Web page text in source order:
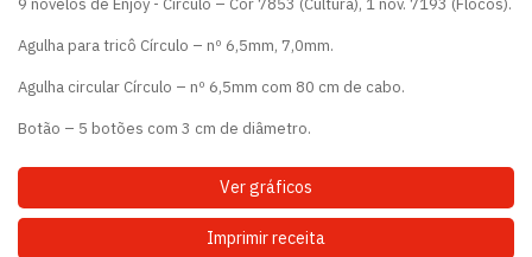
9 novelos de Enjoy - Círculo – Cor 7853 (Cultura), 1 nov. 7193 (Flocos).
Agulha para tricô Círculo – nº 6,5mm, 7,0mm.
Agulha circular Círculo – nº 6,5mm com 80 cm de cabo.
Botão – 5 botões com 3 cm de diâmetro.
Ver gráficos
Imprimir receita